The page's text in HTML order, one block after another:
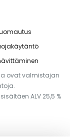
ovat valmistajan
ALV 25,5 %